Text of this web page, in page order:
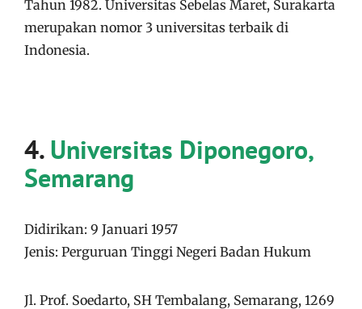
Tahun 1982. Universitas Sebelas Maret, Surakarta
merupakan nomor 3 universitas terbaik di
Indonesia.
4.Universitas Diponegoro,
Semarang
Didirikan: 9 Januari 1957
Jenis: Perguruan Tinggi Negeri Badan Hukum
Jl. Prof. Soedarto, SH Tembalang, Semarang, 1269